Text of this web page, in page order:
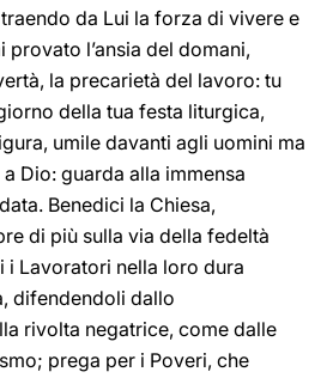
da Lui la forza di vivere e
l’ansia del domani,
la precarietà del lavoro: tu
della tua festa liturgica,
umile davanti agli uomini ma
Dio: guarda alla immensa
Benedici la Chiesa,
di più sulla via della fedeltà
Lavoratori nella loro dura
difendendoli dallo
rivolta negatrice, come dalle
prega per i Poveri, che